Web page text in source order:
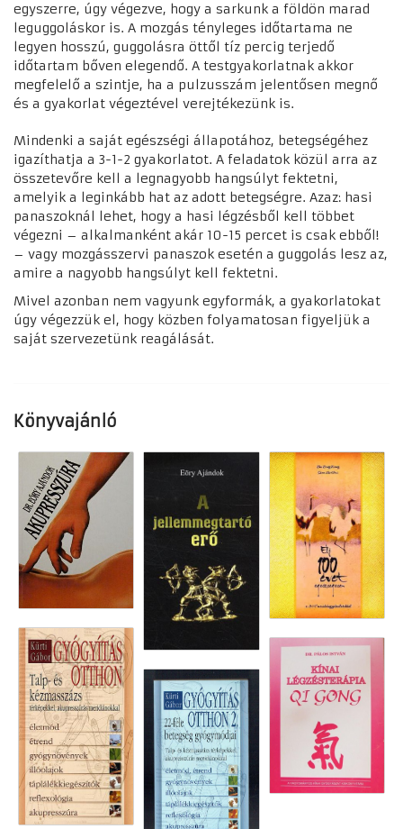
egyszerre, úgy végezve, hogy a sarkunk a földön marad
leguggoláskor is. A mozgás tényleges időtartama ne
legyen hosszú, guggolásra öttől tíz percig terjedő
időtartam bőven elegendő. A testgyakorlatnak akkor
megfelelő a szintje, ha a pulzusszám jelentősen megnő
és a gyakorlat végeztével verejtékezünk is.
Mindenki a saját egészségi állapotához, betegségéhez
igazíthatja a 3-1-2 gyakorlatot. A feladatok közül arra az
összetevőre kell a legnagyobb hangsúlyt fektetni,
amelyik a leginkább hat az adott betegségre. Azaz: hasi
panaszoknál lehet, hogy a hasi légzésből kell többet
végezni – alkalmanként akár 10-15 percet is csak ebből!
– vagy mozgásszervi panaszok esetén a guggolás lesz az,
amire a nagyobb hangsúlyt kell fektetni.
Mivel azonban nem vagyunk egyformák, a gyakorlatokat
úgy végezzük el, hogy közben folyamatosan figyeljük a
saját szervezetünk reagálását.
Könyvajánló